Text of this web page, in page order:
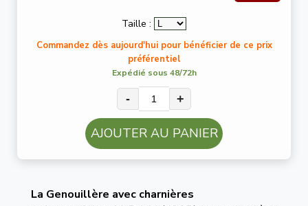
Taille :
Commandez dès aujourd'hui pour bénéficier de ce prix
préférentiel
Expédié sous 48/72h
- +
AJOUTER AU PANIER
La Genouillère avec charnières